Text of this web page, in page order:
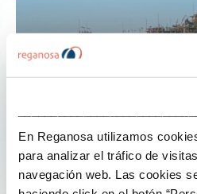
En Reganosa utilizamos
para analizar el tráfico de
navegación web. Las cookies